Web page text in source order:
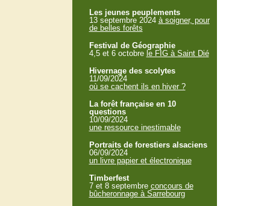
Les jeunes peuplements
13 septembre 2024 à soigner, pour
de belles forêts
Festival de Géographie
4,5 et 6 octobre le FIG à Saint Dié
Hivernage des scolytes
11/09/2024
où se cachent ils en hiver ?
La forêt française en 10
questions
10/09/2024
une ressource inestimable
Portraits de forestiers alsaciens
06/09/2024
un livre papier et électronique
Timberfest
7 et 8 septembre concours de
bûcheronnage à Sarrebourg